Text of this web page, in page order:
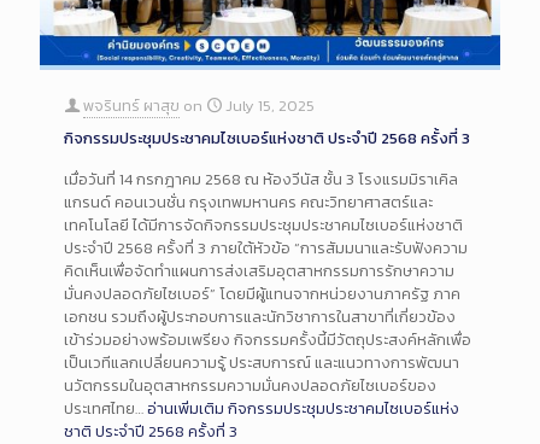
พจรินทร์ ผาสุข on
July 15, 2025
กิจกรรมประชุมประชาคมไซเบอร์แห่งชาติ ประจำปี 2568 ครั้งที่ 3
เมื่อวันที่ 14 กรกฎาคม 2568 ณ ห้องวีนัส ชั้น 3 โรงแรมมิราเคิล
แกรนด์ คอนเวนชั่น กรุงเทพมหานคร คณะวิทยาศาสตร์และ
เทคโนโลยี ได้มีการจัดกิจกรรมประชุมประชาคมไซเบอร์แห่งชาติ
ประจำปี 2568 ครั้งที่ 3 ภายใต้หัวข้อ “การสัมมนาและรับฟังความ
คิดเห็นเพื่อจัดทำแผนการส่งเสริมอุตสาหกรรมการรักษาความ
มั่นคงปลอดภัยไซเบอร์” โดยมีผู้แทนจากหน่วยงานภาครัฐ ภาค
เอกชน รวมถึงผู้ประกอบการและนักวิชาการในสาขาที่เกี่ยวข้อง
เข้าร่วมอย่างพร้อมเพรียง กิจกรรมครั้งนี้มีวัตถุประสงค์หลักเพื่อ
เป็นเวทีแลกเปลี่ยนความรู้ ประสบการณ์ และแนวทางการพัฒนา
นวัตกรรมในอุตสาหกรรมความมั่นคงปลอดภัยไซเบอร์ของ
ประเทศไทย…อ่านเพิ่มเติม กิจกรรมประชุมประชาคมไซเบอร์แห่ง
ชาติ ประจำปี 2568 ครั้งที่ 3